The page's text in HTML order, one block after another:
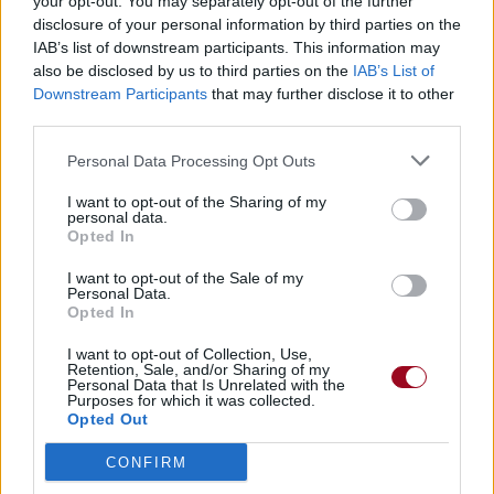
disclosure of your personal information by third parties on the
IAB’s list of downstream participants. This information may
also be disclosed by us to third parties on the IAB’s List of
Downstream Participants that may further disclose it to other
Personal Data Processing Opt Outs
I want to opt-out of the Sharing of my
personal data.
Opted In
I want to opt-out of the Sale of my
Personal Data.
Opted In
I want to opt-out of Collection, Use,
Retention, Sale, and/or Sharing of my
Personal Data that Is Unrelated with the
Purposes for which it was collected.
Opted Out
CONFIRM